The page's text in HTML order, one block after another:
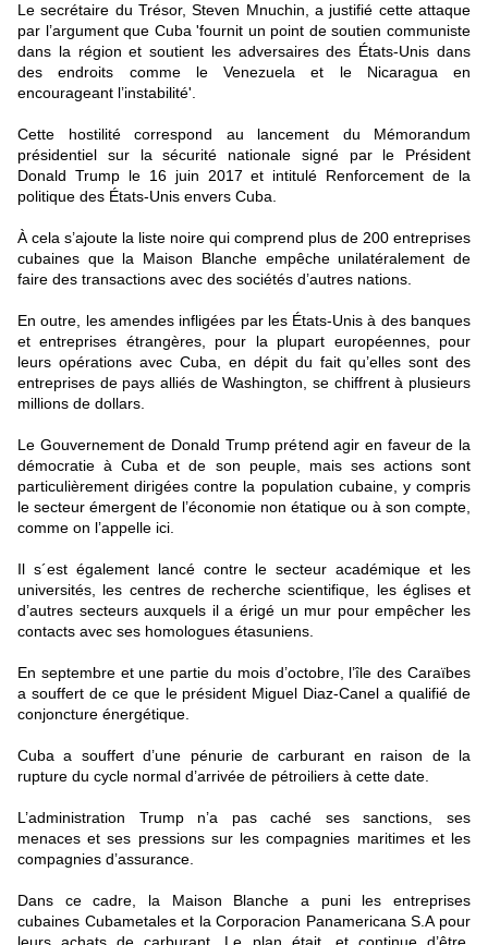
Le secrétaire du Trésor, Steven Mnuchin, a justifié cette attaque
par l’argument que Cuba 'fournit un point de soutien communiste
dans la région et soutient les adversaires des États-Unis dans
des endroits comme le Venezuela et le Nicaragua en
encourageant l’instabilité'.
Cette hostilité correspond au lancement du Mémorandum
présidentiel sur la sécurité nationale signé par le Président
Donald Trump le 16 juin 2017 et intitulé Renforcement de la
politique des États-Unis envers Cuba.
À cela s’ajoute la liste noire qui comprend plus de 200 entreprises
cubaines que la Maison Blanche empêche unilatéralement de
faire des transactions avec des sociétés d’autres nations.
En outre, les amendes infligées par les États-Unis à des banques
et entreprises étrangères, pour la plupart européennes, pour
leurs opérations avec Cuba, en dépit du fait qu’elles sont des
entreprises de pays alliés de Washington, se chiffrent à plusieurs
millions de dollars.
Le Gouvernement de Donald Trump prétend agir en faveur de la
démocratie à Cuba et de son peuple, mais ses actions sont
particulièrement dirigées contre la population cubaine, y compris
le secteur émergent de l’économie non étatique ou à son compte,
comme on l’appelle ici.
Il s´est également lancé contre le secteur académique et les
universités, les centres de recherche scientifique, les églises et
d’autres secteurs auxquels il a érigé un mur pour empêcher les
contacts avec ses homologues étasuniens.
En septembre et une partie du mois d’octobre, l’île des Caraïbes
a souffert de ce que le président Miguel Diaz-Canel a qualifié de
conjoncture énergétique.
Cuba a souffert d’une pénurie de carburant en raison de la
rupture du cycle normal d’arrivée de pétroiliers à cette date.
L’administration Trump n’a pas caché ses sanctions, ses
menaces et ses pressions sur les compagnies maritimes et les
compagnies d’assurance.
Dans ce cadre, la Maison Blanche a puni les entreprises
cubaines Cubametales et la Corporacion Panamericana S.A pour